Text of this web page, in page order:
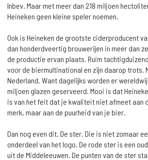
Inbev. Maar met meer dan 218 miljoen
Heineken geen kleine speler noemen.
Ook is Heineken de grootste ciderproducent
dan honderdveertig brouwerijen in meer dan
de productie ervan plaats. Ruim
voor de biermultinational en zijn daarop trots.
Nederland. Want dagelijks worden er
miljoen glazen geserveerd. Mooi is dat
is van het feit dat je kwaliteit niet afmeet aan
merk, maar aan de puurheid van je bier.
Dan nog even dit. De ster. Die is niet zomaar
onderdeel van het logo. De rode ster is een
uit de Middeleeuwen. De punten van de ster